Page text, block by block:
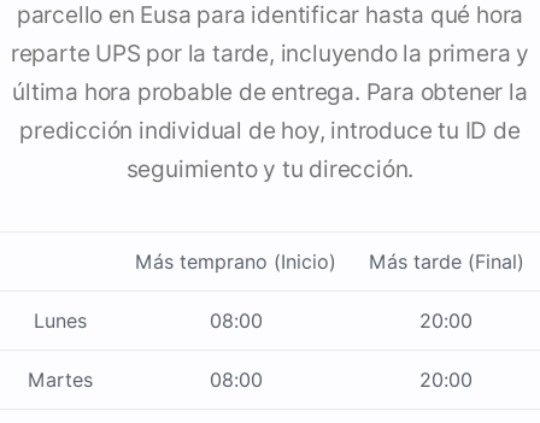
parcello en Eusa para identificar hasta qué hora
reparte UPS por la tarde, incluyendo la primera y
última hora probable de entrega. Para obtener la
predicción individual de hoy, introduce tu ID de
seguimiento y tu dirección.
Más temprano (Inicio) Más tarde (Final)
Lunes 08:00 20:00
Martes 08:00 20:00